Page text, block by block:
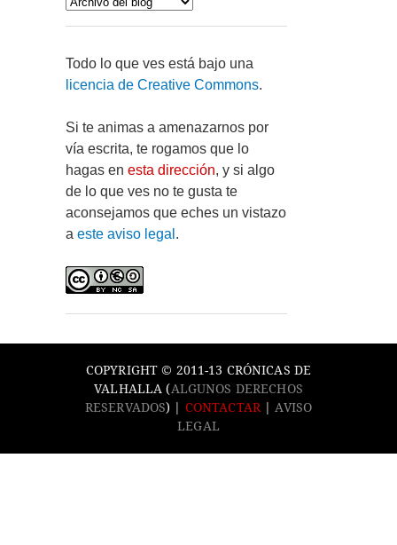
Todo lo que ves está bajo una
licencia de Creative Commons.
Si te animas a amenazarnos por
vía escrita, te rogamos que lo
hagas en esta dirección, y si algo
de lo que ves no te gusta te
aconsejamos que eches un vistazo
a este aviso legal .
COPYRIGHT © 2011-13 CRÓNICAS DE
VALHALLA (ALGUNOS DERECHOS
RESERVADOS) | CONTACTAR|AVISO
LEGAL